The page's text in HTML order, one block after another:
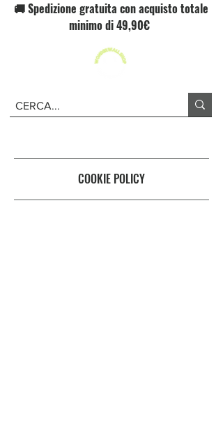
🚚 Spedizione gratuita con acquisto totale
minimo di 49,90€
COOKIE POLICY